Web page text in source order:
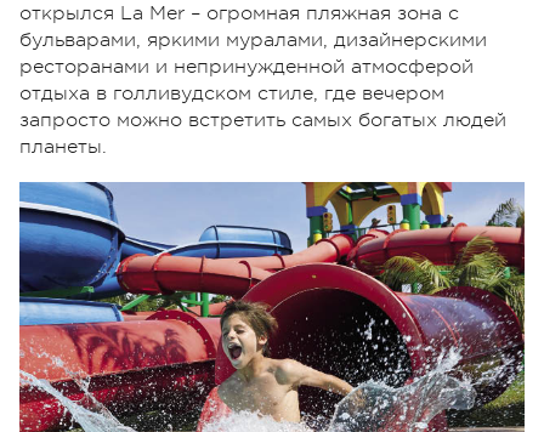
открылся La Mer – огромная пляжная зона с
бульварами, яркими муралами, дизайнерскими
ресторанами и непринужденной атмосферой
отдыха в голливудском стиле, где вечером
запросто можно встретить самых богатых людей
планеты.